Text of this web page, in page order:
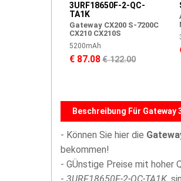
3URF18650F-2-QC-
TA1K
Gateway CX200 S-7200C
CX210 CX210S
5200mAh
€ 87.08€ 122.00
Beschreibung Für Gateway
- Können Sie hier die
bekommen!
- GÜnstige Preise mit hoher